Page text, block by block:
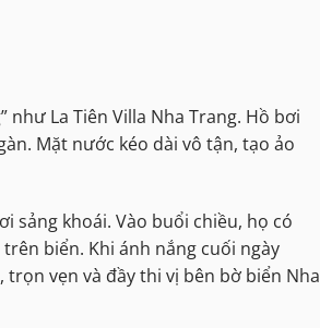
La Tiên Villa Nha Trang. Hồ bơi
Mặt nước kéo dài vô tận, tạo ảo
sảng khoái. Vào buổi chiều, họ có
biển. Khi ánh nắng cuối ngày
vẹn và đầy thi vị bên bờ biển Nha